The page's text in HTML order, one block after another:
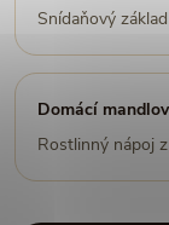
Snídaňový
Domácí
Rostlinný nápoj